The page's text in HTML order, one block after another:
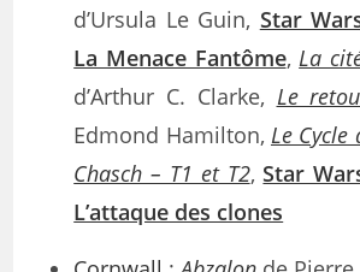
d’Ursula Le Guin, Star
La Menace Fantôme,La
d’Arthur C. Clarke, Le
Edmond Hamilton, Le Cycle
Chasch – T1 et T2,Star
L’attaque des clones